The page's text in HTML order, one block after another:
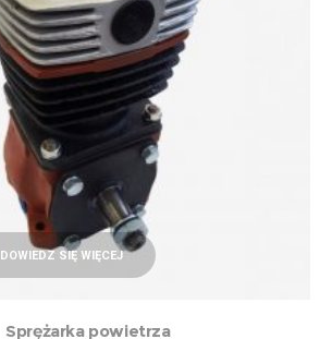
DOWIEDZ SIĘ WIĘCEJ
Sprężarka powietrza